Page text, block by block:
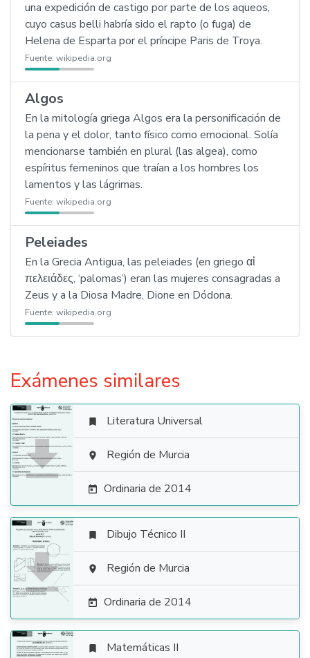
una expedición de castigo por parte de los aqueos,
cuyo casus belli habría sido el rapto (o fuga) de
Helena de Esparta por el príncipe Paris de Troya.
Fuente: wikipedia.org
Algos
En la mitología griega Algos era la personificación de
la pena y el dolor, tanto físico como emocional. Solía
mencionarse también en plural (las algea), como
espíritus femeninos que traían a los hombres los
lamentos y las lágrimas.
Fuente: wikipedia.org
Peleiades
En la Grecia Antigua, las peleiades (en griego αἱ
πελειάδες, ‘palomas’) eran las mujeres consagradas a
Zeus y a la Diosa Madre, Dione en Dódona.
Fuente: wikipedia.org
Exámenes similares

 Literatura Universal
 Región de Murcia
 Ordinaria de 2014

 Dibujo Técnico II
 Región de Murcia
 Ordinaria de 2014
 Matemáticas II